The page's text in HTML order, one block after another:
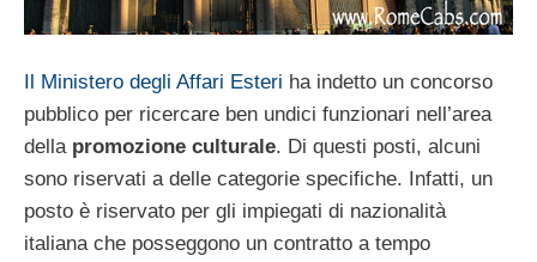
Il Ministero degli Affari Esteri ha indetto un concorso
pubblico per ricercare ben undici funzionari nell’area
dellapromozione culturale. Di questi posti, alcuni
sono riservati a delle categorie specifiche. Infatti, un
posto è riservato per gli impiegati di nazionalità
italiana che posseggono un contratto a tempo